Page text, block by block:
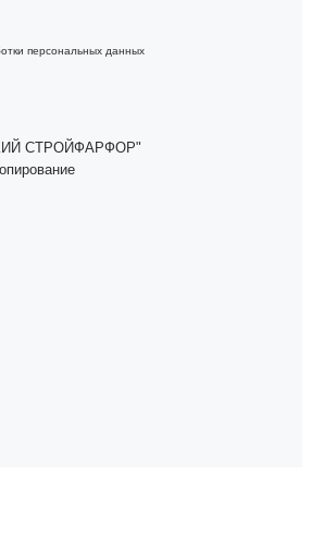
СТРОЙФАРФОР"
персональных данных